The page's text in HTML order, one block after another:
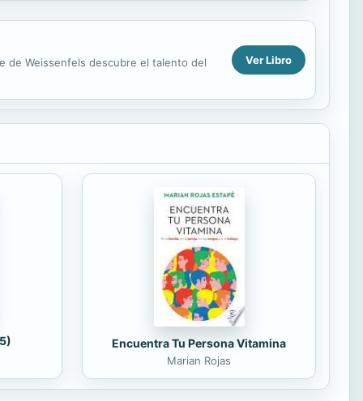
de Weissenfels descubre el talento del Ver Libro
Encuentra Tu Persona Vitamina
Marian Rojas